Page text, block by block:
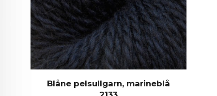
Blåne pelsullgarn, marineblå